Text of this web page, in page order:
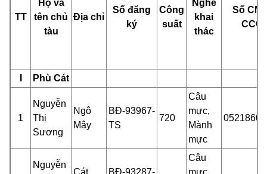
TT
Họ và
tên chủ
tàu
Địa chỉ
Số đăng
ký
Công
suất
Nghề
khai
thác
Số
Phù Cát
1
Nguyễn
Thị
Sương
Ngô
Mây
BĐ-93967-
TS
720
Câu
mực,
Mành
mực
Nguyễn
Câu